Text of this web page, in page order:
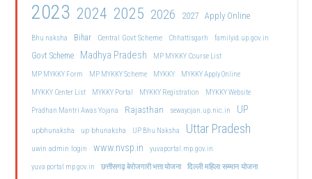
2023 2024 2025 2026 2027 Apply Online
Bhu naksha Bihar Central Govt Scheme Chhattisgarh familyid.up.gov.in
Govt Scheme Madhya Pradesh
MP MYKKY Course List
MP MYKKY Form
MP MYKKY Scheme MYKKY
MYKKY Apply Online
MYKKY Center List
MYKKY Portal MYKKY Registration
MYKKY Website
Pradhan Mantri Awas Yojana
Rajasthan sewayojan.up.nic.in UP
upbhunaksha up bhunaksha UP Bhu Naksha Uttar Pradesh
uwin admin login www.nvsp.in
yuvaportal.mp.gov.in
yuva portal mp gov.in
छत्तीसगढ़ बेरोजगारी भत्ता योजना दिल्ली महिला सम्मान योजना